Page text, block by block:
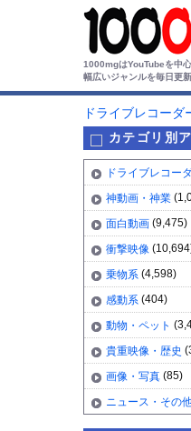
1000mgはYouTubeを中
幅広いジャンルを毎日更新
ドライブレコーダ
カテゴリ別
ドライブレコー
神動画・神業
面白動画 (9,475)
衝撃映像
乗物系 (4,598)
感動系 (404)
動物・ペット
貴重映像・歴史
画像・写真 (85)
ニュース・その